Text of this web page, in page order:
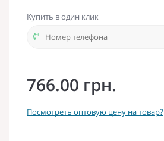
Купить в один клик
766.00 грн.
Посмотреть оптовую цену на товар?